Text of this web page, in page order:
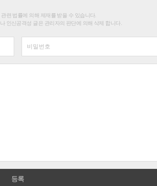
련 법률에 의해 제재를 받을 수 있습니다.
인신공격성 글은 관리자의 판단에 의해 삭제 합니다.